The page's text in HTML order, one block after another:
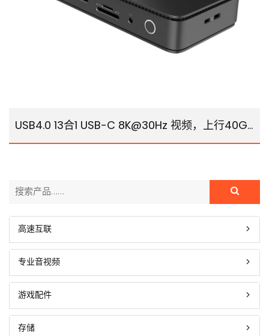
USB4.0 13合1 USB-C 8K@30Hz 视频，上行40Gbps，千兆，支持三屏 4K@60Hz 扩展
高速互联
专业音视频
游戏配件
存储